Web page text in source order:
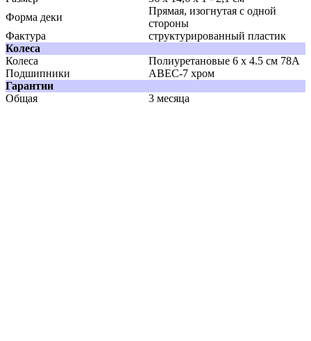
Форма деки
Прямая, изогнутая с одной
стороны
Фактура
структурированный пластик
Колеса
Колеса
Полиуретановые 6 x 4.5 см 78А
Подшипники
ABEC-7 хром
Гарантии
Общая
3 месяца